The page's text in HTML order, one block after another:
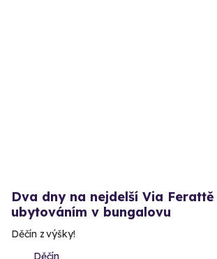
Dva dny na nejdelší Via Ferattě
ubytováním v bungalovu
Děčín z výšky!
Děčín